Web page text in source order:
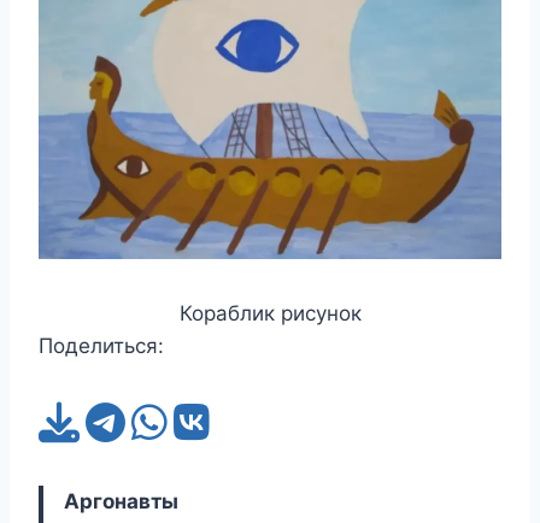
Кораблик рисунок
Поделиться:
Аргонавты